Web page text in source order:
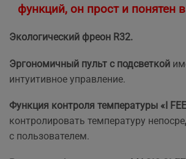
функций, он прост и понятен
Экологический фреон R32.
Эргономичный пульт с подсветкой
интуитивное управление.
Функция контроля температуры «I
контролировать температуру
с пользователем.